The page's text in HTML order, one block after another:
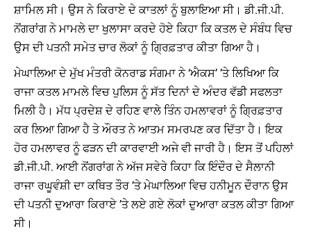
ਸ਼ਾਮਿਲ ਸੀ। ਉਸ ਨੇ ਕਿਰਾਏ ਦੇ ਕਾਤਲਾਂ ਨੂੰ ਬੁਲਾਇਆ ਸੀ। ਡੀ.ਜੀ.ਪੀ.
ਨੋਂਗਰਾਂਗ ਨੇ ਮਾਮਲੇ ਦਾ ਖੁਲਾਸਾ ਕਰਦੇ ਹੋਏ ਕਿਹਾ ਕਿ ਕਤਲ ਦੇ ਸੰਬੰਧ ਵਿਚ
ਉਸ ਦੀ ਪਤਨੀ ਸਮੇਤ ਚਾਰ ਲੋਕਾਂ ਨੂੰ ਗ੍ਰਿਫ਼ਤਾਰ ਕੀਤਾ ਗਿਆ ਹੈ।
ਮੇਘਾਲਿਆ ਦੇ ਮੁੱਖ ਮੰਤਰੀ ਕੋਨਰਾਡ ਸੰਗਮਾ ਨੇ ‘ਐਕਸ’ ’ਤੇ ਲਿਖਿਆ ਕਿ
ਰਾਜਾ ਕਤਲ ਮਾਮਲੇ ਵਿਚ ਪੁਲਿਸ ਨੂੰ ਸੱਤ ਦਿਨਾਂ ਦੇ ਅੰਦਰ ਵੱਡੀ ਸਫਲਤਾ
ਮਿਲੀ ਹੈ। ਮੱਧ ਪ੍ਰਦੇਸ਼ ਦੇ ਰਹਿਣ ਵਾਲੇ ਤਿੰਨ ਹਮਲਾਵਰਾਂ ਨੂੰ ਗ੍ਰਿਫ਼ਤਾਰ
ਕਰ ਲਿਆ ਗਿਆ ਹੈ ਤੇ ਔਰਤ ਨੇ ਆਤਮ ਸਮਰਪਣ ਕਰ ਦਿੱਤਾ ਹੈ। ਇਕ
ਹੋਰ ਹਮਲਾਵਰ ਨੂੰ ਫੜਨ ਦੀ ਕਾਰਵਾਈ ਅਜੇ ਵੀ ਜਾਰੀ ਹੈ। ਇਸ ਤੋਂ ਪਹਿਲਾਂ
ਡੀ.ਜੀ.ਪੀ. ਆਈ ਨੋਂਗਰਾਂਗ ਨੇ ਅੱਜ ਸਵੇਰੇ ਕਿਹਾ ਕਿ ਇੰਦੌਰ ਦੇ ਸੈਲਾਨੀ
ਰਾਜਾ ਰਘੂਵੰਸ਼ੀ ਦਾ ਕਥਿਤ ਤੌਰ ’ਤੇ ਮੇਘਾਲਿਆ ਵਿਚ ਹਨੀਮੂਨ ਦੌਰਾਨ ਉਸ
ਦੀ ਪਤਨੀ ਦੁਆਰਾ ਕਿਰਾਏ ’ਤੇ ਲਏ ਗਏ ਲੋਕਾਂ ਦੁਆਰਾ ਕਤਲ ਕੀਤਾ ਗਿਆ
ਸੀ।